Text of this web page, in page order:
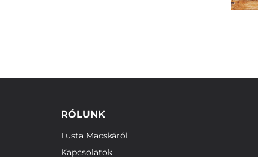
RÓLUNK
Lusta Macskáról
Kapcsolatok